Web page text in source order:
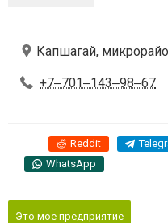
Капшагай,
+7‒701‒143‒98‒67
Reddit
WhatsApp
Это мое предприятие